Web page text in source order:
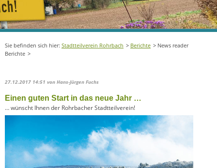
Stadtteilverein Rohrbach Berichte
News reader
Berichte
27.12.2017 14:51 von Hans-Jürgen Fuchs
Einen guten Start in das neue Jahr …
… wünscht Ihnen der Rohrbacher Stadtteilverein!